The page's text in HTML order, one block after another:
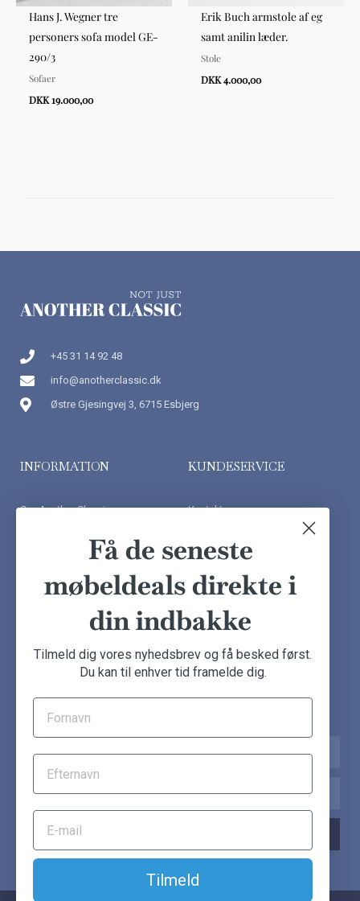
Hans J. Wegner tre
personers sofa model GE-
290/3
Sofaer
DKK 19.000,00
Erik Buch armstole af eg
samt anilin læder.
Stole
DKK 4.000,00
+45 31 14 92 48
info@anotherclassic.dk
Østre Gjesingvej 3, 6715 Esbjerg
INFORMATION
Om Another Classic
Handelsbetingelser
KUNDESERVICE
Kontakt os
Kundeudtalelser
Besøg showroom
Få de seneste
møbeldeals direkte i
din indbakke
Tilmeld dig vores nyhedsbrev og få besked først.
Du kan til enhver tid framelde dig.
Tilmeld